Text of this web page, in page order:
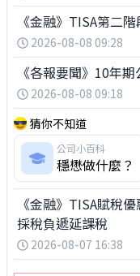
《金融》TISA第二
2026-08-08 09:28
《各報要聞》10年
2026-08-08 09:18
猜你不知道
公司小百科
穩懋做什麼？
《金融》TISA賦稅
採稅負遞延課稅
2026-08-07 16:38